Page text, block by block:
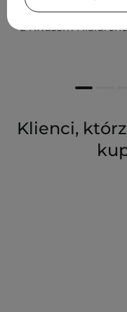
Mixsoon - Glacier
z Kwasem
Klienci,